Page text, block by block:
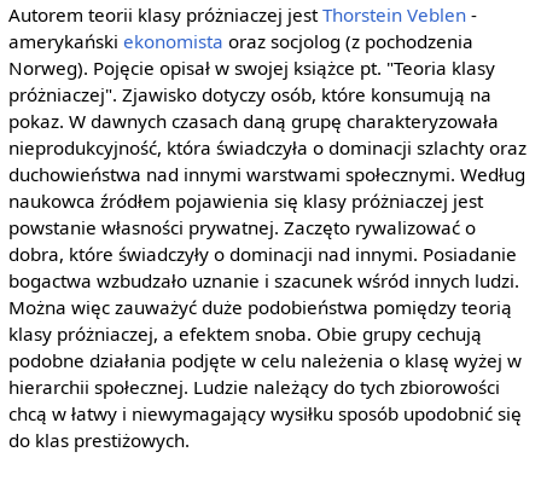
Autorem teorii klasy próżniaczej jestThorstein Veblen-
amerykański ekonomista oraz socjolog (z pochodzenia
Norweg). Pojęcie opisał w swojej książce pt. "Teoria klasy
próżniaczej". Zjawisko dotyczy osób, które konsumują na
pokaz. W dawnych czasach daną grupę charakteryzowała
nieprodukcyjność, która świadczyła o dominacji szlachty oraz
duchowieństwa nad innymi warstwami społecznymi. Według
naukowca źródłem pojawienia się klasy próżniaczej jest
powstanie własności prywatnej. Zaczęto rywalizować o
dobra, które świadczyły o dominacji nad innymi. Posiadanie
bogactwa wzbudzało uznanie i szacunek wśród innych ludzi.
Można więc zauważyć duże podobieństwa pomiędzy teorią
klasy próżniaczej, a efektem snoba. Obie grupy cechują
podobne działania podjęte w celu należenia o klasę wyżej w
hierarchii społecznej. Ludzie należący do tych zbiorowości
chcą w łatwy i niewymagający wysiłku sposób upodobnić się
do klas prestiżowych.